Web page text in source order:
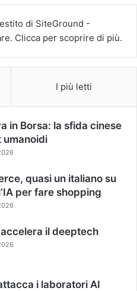
I più letti
in Borsa: la sfida cinese
umanoidi
quasi un italiano su
per fare shopping
accelera il deeptech
i laboratori AI